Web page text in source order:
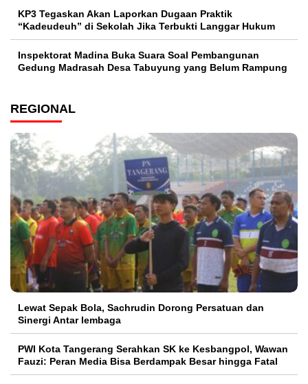
KP3 Tegaskan Akan Laporkan Dugaan Praktik
“Kadeudeuh” di Sekolah Jika Terbukti Langgar Hukum
Inspektorat Madina Buka Suara Soal Pembangunan
Gedung Madrasah Desa Tabuyung yang Belum Rampung
REGIONAL
Lewat Sepak Bola, Sachrudin Dorong Persatuan dan
Sinergi Antar lembaga
PWI Kota Tangerang Serahkan SK ke Kesbangpol, Wawan
Fauzi: Peran Media Bisa Berdampak Besar hingga Fatal